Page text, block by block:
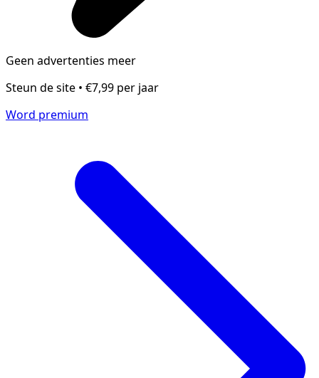
Geen advertenties meer
Steun de site • €7,99 per jaar
Word premium